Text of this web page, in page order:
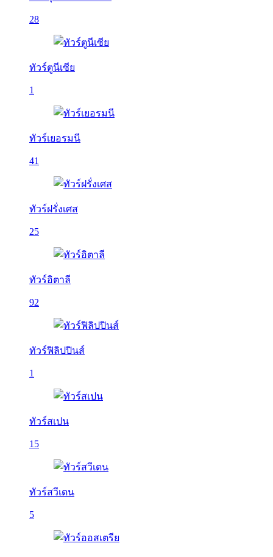
28
ทัวร์ตูนีเซีย
1
ทัวร์เยอรมนี
41
ทัวร์ฝรั่งเศส
25
ทัวร์อิตาลี
92
ทัวร์ฟิลิปปินส์
1
ทัวร์สเปน
15
ทัวร์สวีเดน
5